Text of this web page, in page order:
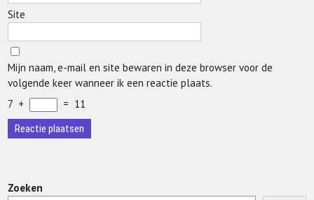
Site
Mijn naam, e-mail en site bewaren in deze browser voor de
volgende keer wanneer ik een reactie plaats.
7 + = 11
Zoeken